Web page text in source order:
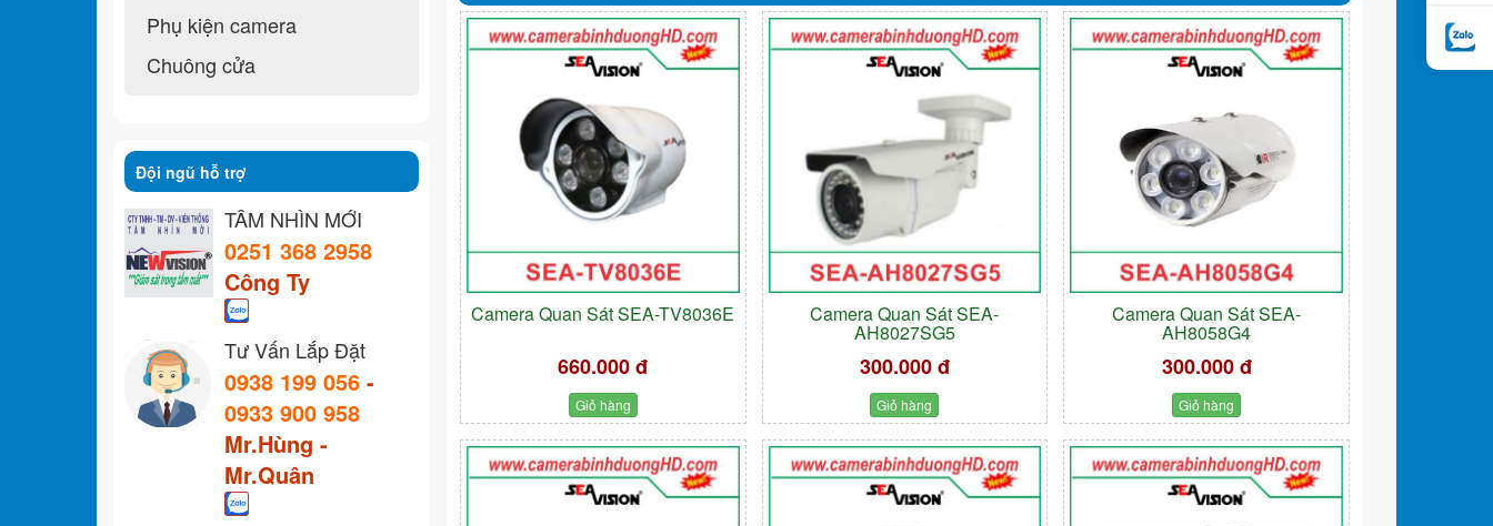
Camera Quan Sát SEA-TV8036E
660.000 đ
Giỏ hàng
Camera Quan Sát SEA-
AH8027SG5
300.000 đ
Giỏ hàng
Camera Quan Sát SEA-
AH8058G4
300.000 đ
Giỏ hàng
Phụ kiện camera
Chuông cửa
Đội ngũ hỗ trợ
TẦM NHÌN MỚI
0251 368 2958
Công Ty
Tư Vấn Lắp Đặt
0938 199 056 -
0933 900 958
Mr.Hùng -
Mr.Quân